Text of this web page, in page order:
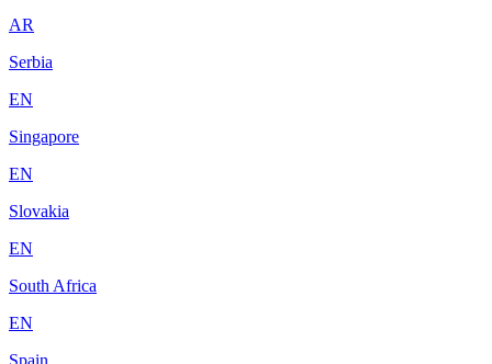
AR
Serbia
EN
Singapore
EN
Slovakia
EN
South Africa
EN
Spain